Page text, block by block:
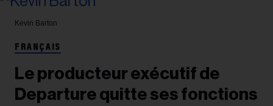
Kevin Barton
FRANÇAIS
Le producteur exécutif de
Departure quitte ses fonctions